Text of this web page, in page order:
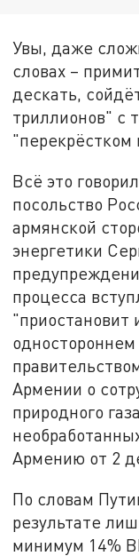
Увы, даже
словах –
дескать,
триллионов" с
Всё это
посольство
армянской
энергетики
процесса
"приостановит
Армении о
природного
Армению от 2
По словам
результате
минимум 14%